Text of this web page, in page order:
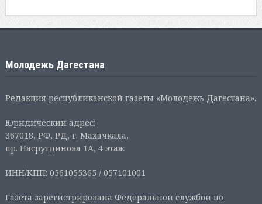
Молодежь Дагестана
Редакция республиканской газеты «Молодежь Дагестана».
Юридический адрес:
367018, РФ, РД, г. Махачкала,
пр. Насрутдинова 1А, 4 этаж
ИНН/КПП: 0561055365 / 057101001
Газета зарегистрирована Федеральной службой по